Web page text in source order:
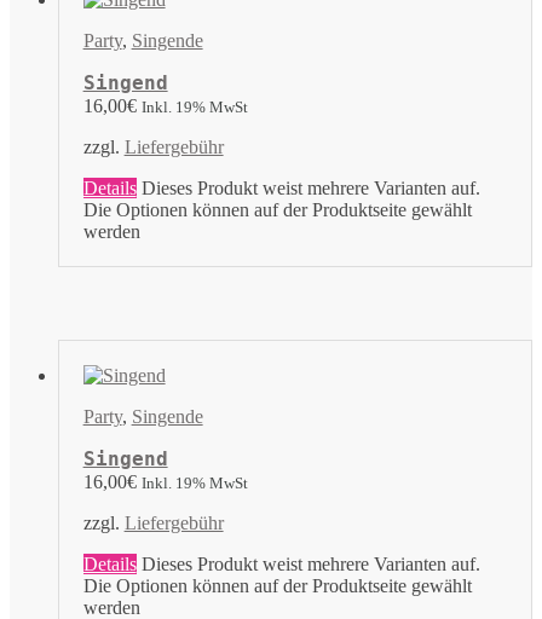
Party, Singende
Singend
16,00€ Inkl. 19% MwSt
zzgl. Liefergebühr
Details Dieses Produkt weist mehrere Varianten auf.
Die Optionen können auf der Produktseite gewählt
werden
Party, Singende
Singend
16,00€ Inkl. 19% MwSt
zzgl. Liefergebühr
Details Dieses Produkt weist mehrere Varianten auf.
Die Optionen können auf der Produktseite gewählt
werden